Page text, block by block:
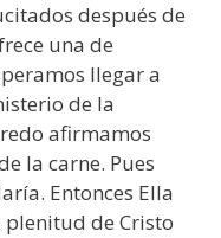
después de
una de
llegar a
de la
afirmamos
la carne. Pues
Entonces Ella
de Cristo